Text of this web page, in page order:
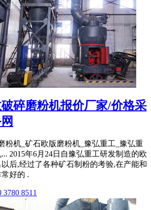
碎磨粉机报价厂家/价格采
粉机_矿石欧版磨粉机_豫弘重工_豫弘重
2015年6月24日自豫弘重工研发制造的欧
后,经过了各种矿石制粉的考验,在产能和
好的 .
8511